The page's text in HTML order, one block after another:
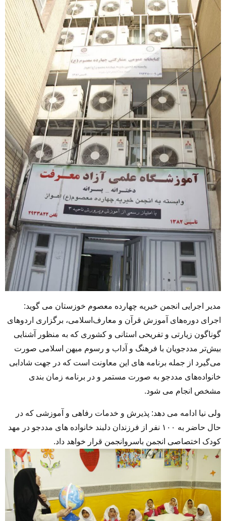
مدیر اجرایی انجمن خیریه چهارده معصوم خوزستان می گوید:
اجرای دوره‌های آموزش قرآن و معارف‌اسلامی، برگزاری اردوهای
گوناگون زیارتی و تفریحی استانی و کشوری که به منظور آشنایی
بیش‌تر مددجویان با فرهنگ و آداب و رسوم میهن اسلامی صورت
می‌گیرد از جمله برنامه های این معاونت است که در جهت شادابی
خانواده‌های مددجو به صورت مستمر و در برنامه زمان بندی
مشخص انجام می شود.
ولی نیا ادامه می دهد: پذیرش و خدمات رفاهی و آموزشی که در
حال حاضر به ۱۰۰ نفر از فرزندان دلبند خانواده های مددجو در مهد
کودک اختصاصی انجمن باسروانجمن قرار خواهد داد.